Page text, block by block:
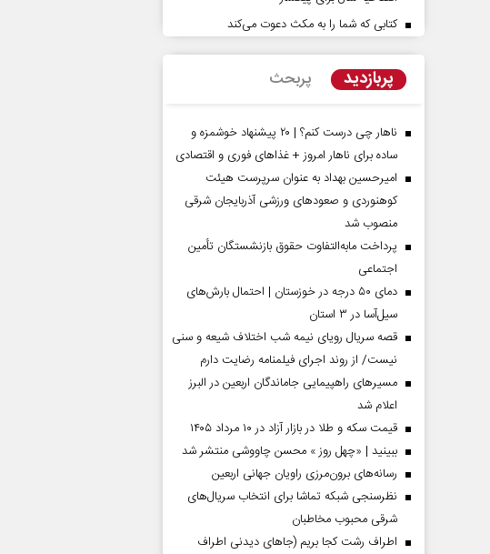
کتابی که شما را به مکث دعوت می‌کند
پربازدید پربحث
ناهار چی درست کنم؟ | ۲۰ پیشنهاد خوشمزه و
ساده برای ناهار امروز + غذاهای فوری و اقتصادی
امیرحسین بهداد به عنوان سرپرست هیئت
کوهنوردی و صعودهای ورزشی آذربایجان شرقی
منصوب شد
پرداخت مابه‌التفاوت حقوق بازنشستگان تأمین
اجتماعی
دمای ۵۰ درجه در خوزستان | احتمال بارش‌های
سیل‌آسا در ۳ استان
قصه سریال رویای نیمه شب اختلاف شیعه و سنی
نیست/ از روند اجرای فیلمنامه رضایت دارم
مسیر‌های راهپیمایی جاماندگان اربعین در البرز
اعلام شد
قیمت سکه و طلا در بازار آزاد در ۱۰ مرداد ۱۴۰۵
ببینید | «چهل روز » محسن چاووشی منتشر شد
رسانه‌های برون‌مرزی راویان جهانی اربعین
نظرسنجی شبکه تماشا برای انتخاب سریال‌های
شرقی محبوب مخاطبان
اطراف رشت کجا بریم (جاهای دیدنی اطراف
صفحات نخست روزنامه ها‌ی‌سه‌شنبه ۶ مردادماه